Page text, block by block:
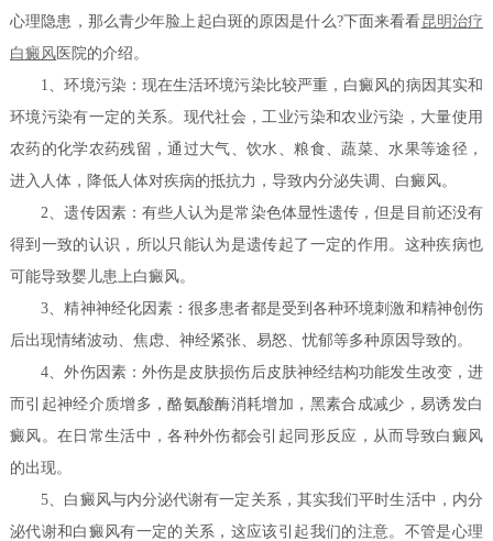
心理隐患，那么青少年脸上起白斑的原因是什么?下面来看看昆明治疗
白癜风 医院的介绍。
1、环境污染：现在生活环境污染比较严重，白癜风的病因其实和
环境污染有一定的关系。现代社会，工业污染和农业污染，大量使用
农药的化学农药残留，通过大气、饮水、粮食、蔬菜、水果等途径，
进入人体，降低人体对疾病的抵抗力，导致内分泌失调、白癜风。
2、遗传因素：有些人认为是常染色体显性遗传，但是目前还没有
得到一致的认识，所以只能认为是遗传起了一定的作用。这种疾病也
可能导致婴儿患上白癜风。
3、精神神经化因素：很多患者都是受到各种环境刺激和精神创伤
后出现情绪波动、焦虑、神经紧张、易怒、忧郁等多种原因导致的。
4、外伤因素：外伤是皮肤损伤后皮肤神经结构功能发生改变，进
而引起神经介质增多，酪氨酸酶消耗增加，黑素合成减少，易诱发白
癜风。在日常生活中，各种外伤都会引起同形反应，从而导致白癜风
的出现。
5、白癜风与内分泌代谢有一定关系，其实我们平时生活中，内分
泌代谢和白癜风有一定的关系，这应该引起我们的注意。不管是心理